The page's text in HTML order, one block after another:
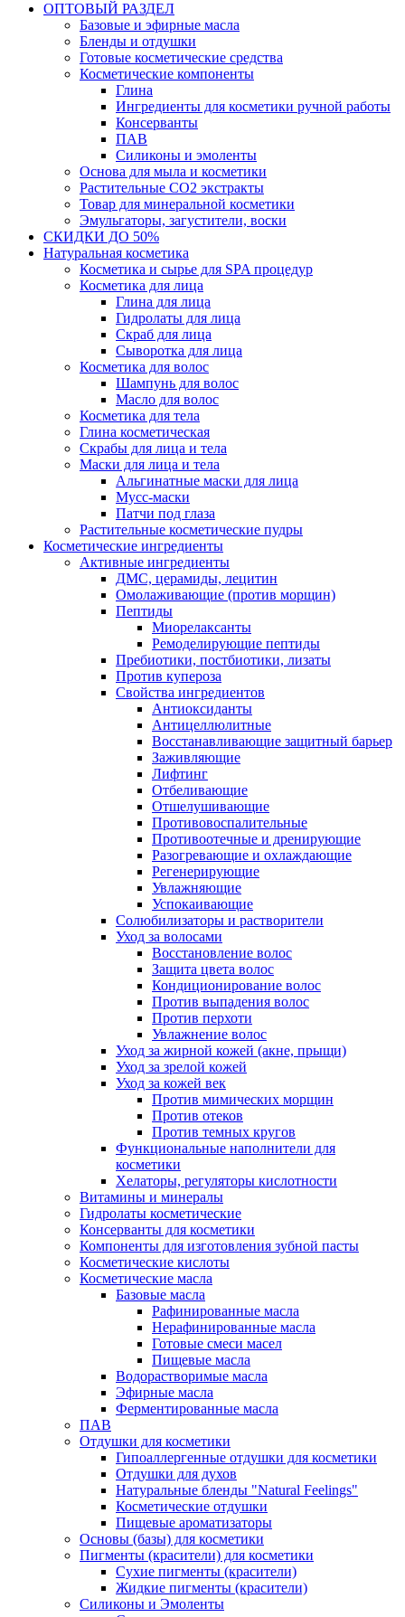
ОПТОВЫЙ РАЗДЕЛ
Базовые и эфирные масла
Бленды и отдушки
Готовые косметические средства
Косметические компоненты
Глина
Ингредиенты для косметики ручной работы
Консерванты
ПАВ
Силиконы и эмоленты
Основа для мыла и косметики
Растительные СО2 экстракты
Товар для минеральной косметики
Эмульгаторы, загустители, воски
СКИДКИ ДО 50%
Натуральная косметика
Косметика и сырье для SPA процедур
Косметика для лица
Глина для лица
Гидролаты для лица
Скраб для лица
Сыворотка для лица
Косметика для волос
Шампунь для волос
Масло для волос
Косметика для тела
Глина косметическая
Скрабы для лица и тела
Маски для лица и тела
Альгинатные маски для лица
Мусс-маски
Патчи под глаза
Растительные косметические пудры
Косметические ингредиенты
Активные ингредиенты
ДМС, церамиды, лецитин
Омолаживающие (против морщин)
Пептиды
Миорелаксанты
Ремоделирующие пептиды
Пребиотики, постбиотики, лизаты
Против купероза
Свойства ингредиентов
Антиоксиданты
Антицеллюлитные
Восстанавливающие защитный барьер
Заживляющие
Лифтинг
Отбеливающие
Отшелушивающие
Противовоспалительные
Противоотечные и дренирующие
Разогревающие и охлаждающие
Регенерирующие
Увлажняющие
Успокаивающие
Солюбилизаторы и растворители
Уход за волосами
Восстановление волос
Защита цвета волос
Кондиционирование волос
Против выпадения волос
Против перхоти
Увлажнение волос
Уход за жирной кожей (акне, прыщи)
Уход за зрелой кожей
Уход за кожей век
Против мимических морщин
Против отеков
Против темных кругов
Функциональные наполнители для
косметики
Хелаторы, регуляторы кислотности
Витамины и минералы
Гидролаты косметические
Консерванты для косметики
Компоненты для изготовления зубной пасты
Косметические кислоты
Косметические масла
Базовые масла
Рафинированные масла
Нерафинированные масла
Готовые смеси масел
Пищевые масла
Водорастворимые масла
Эфирные масла
Ферментированные масла
ПАВ
Отдушки для косметики
Гипоаллергенные отдушки для косметики
Отдушки для духов
Натуральные бленды "Natural Feelings"
Косметические отдушки
Пищевые ароматизаторы
Основы (базы) для косметики
Пигменты (красители) для косметики
Сухие пигменты (красители)
Жидкие пигменты (красители)
Силиконы и Эмоленты